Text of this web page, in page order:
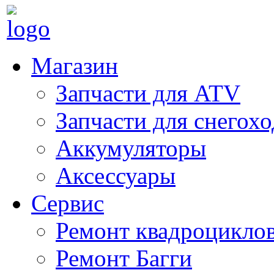
Магазин
Запчасти для ATV
Запчасти для
Аккумуляторы
Аксессуары
Сервис
Ремонт
Ремонт Багги